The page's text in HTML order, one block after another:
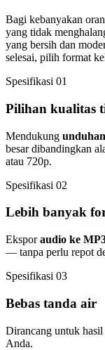
Bagi kebanyakan
yang tidak
yang bersih dan
selesai, pilih format
Spesifikasi 01
Pilihan kualitas
Mendukung
besar dibandingkan
atau 720p.
Spesifikasi 02
Lebih banyak
Eksporaudio ke
— tanpa perlu repot
Spesifikasi 03
Bebas tanda air
Dirancang untuk
Anda.